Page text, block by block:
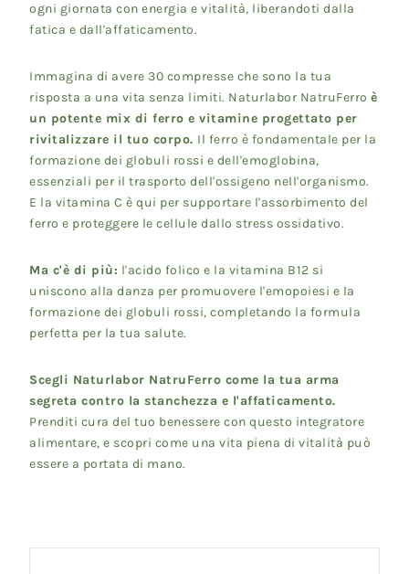
ogni giornata con energia e vitalità, liberandoti dalla
fatica e dall'affaticamento.
Immagina di avere 30 compresse che sono la tua
risposta a una vita senza limiti. Naturlabor NatruFerro è
un potente mix di ferro e vitamine progettato per
rivitalizzare il tuo corpo. Il ferro è fondamentale per la
formazione dei globuli rossi e dell'emoglobina,
essenziali per il trasporto dell'ossigeno nell'organismo.
E la vitamina C è qui per supportare l'assorbimento del
ferro e proteggere le cellule dallo stress ossidativo.
Ma c'è di più: l'acido folico e la vitamina B12 si
uniscono alla danza per promuovere l'emopoiesi e la
formazione dei globuli rossi, completando la formula
perfetta per la tua salute.
Scegli Naturlabor NatruFerro come la tua arma
segreta contro la stanchezza e l'affaticamento.
Prenditi cura del tuo benessere con questo integratore
alimentare, e scopri come una vita piena di vitalità può
essere a portata di mano.